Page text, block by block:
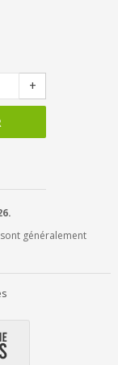
+
généralement